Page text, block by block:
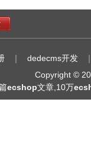
｜ dedecms开发
Copyright ©
ecshop文章,10万